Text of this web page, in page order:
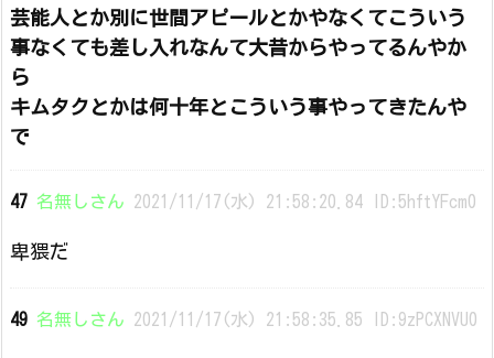
芸能人とか別に世間アピールとかやなくてこういう
事なくても差し入れなんて大昔からやってるんやか
ら
キムタクとかは何十年とこういう事やってきたんや
で
47 名無しさん 2021/11/17(水) 21:58:20.84 ID:5hftYFcm0
卑猥だ
49 名無しさん 2021/11/17(水) 21:58:35.85 ID:9zPCXNVU0